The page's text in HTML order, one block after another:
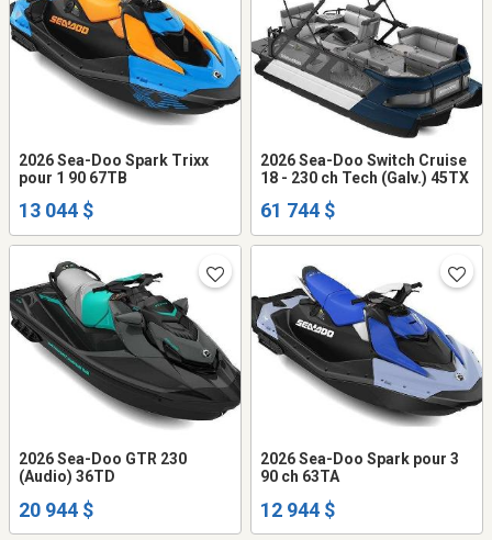
2026 Sea-Doo Spark Trixx
pour 1 90 67TB
13 044 $
2026 Sea-Doo Switch Cruise
18 - 230 ch Tech (Galv.) 45TX
61 744 $
2026 Sea-Doo GTR 230
(Audio) 36TD
20 944 $
2026 Sea-Doo Spark pour 3
90 ch 63TA
12 944 $